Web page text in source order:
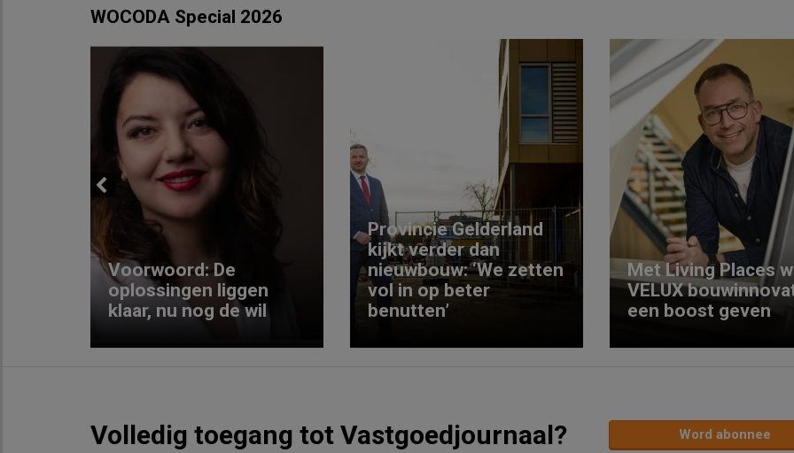
WOCODA Special 2026
Previous
Voorwoord: De
oplossingen liggen
klaar, nu nog de wil
Provincie Gelderland
kijkt verder dan
nieuwbouw: ‘We zetten
vol in op beter
benutten’
Met Living Places
VELUX
een boost geven
Volledig toegang tot Vastgoedjournaal? Word abonnee